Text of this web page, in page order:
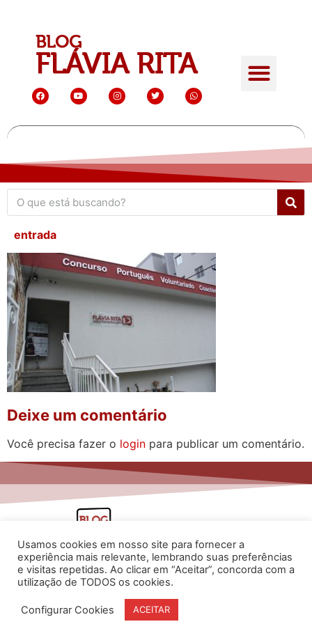
entrada
Deixe um comentário
Você precisa fazer o login para publicar um comentário.
www.flaviarita.com
Usamos cookies em nosso site para fornecer a
experiência mais relevante, lembrando suas preferências
e visitas repetidas. Ao clicar em “Aceitar”, concorda com a
utilização de TODOS os cookies.
Configurar Cookies ACEITAR